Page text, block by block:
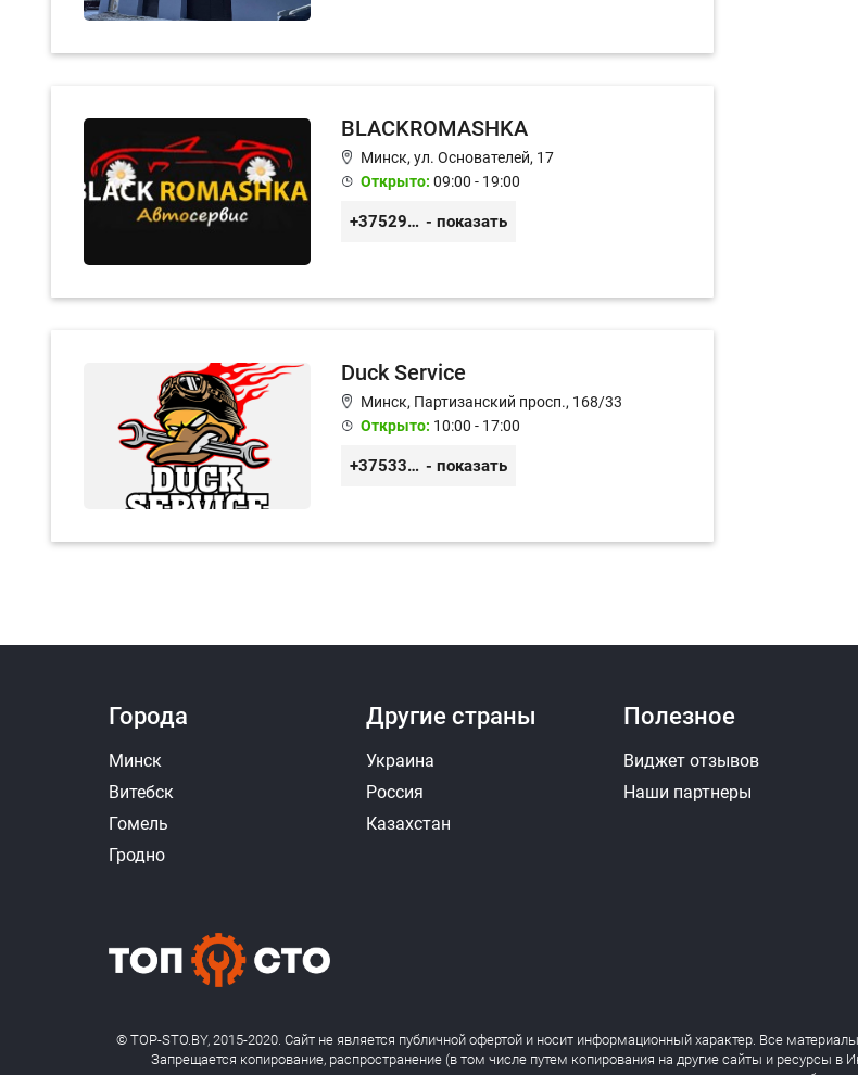
BLACKROMASHKA
Минск, ул. Основателей, 17
Открыто: 09:00 - 19:00
+375296651188 - показать
Duck Service
Минск, Партизанский просп., 168/33
Открыто: 10:00 - 17:00
+375333416710 - показать
Города
Минск
Витебск
Гомель
Гродно
Другие страны
Украина
Россия
Казахстан
Полезное
Виджет отзывов
Наши партнеры
© TOP-STO.BY, 2015-2020. Сайт не является публичной офертой и носит информационный характер. Все
Запрещается копирование, распространение (в том числе путем копирования на другие сайты и ресурсы